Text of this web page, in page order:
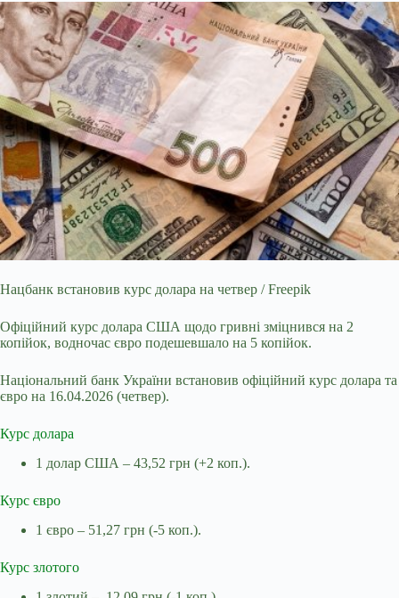
Нацбанк встановив курс долара на четвер / Freepik
Офіційний курс долара США щодо гривні зміцнився на 2
копійок, водночас євро подешевшало на 5 копійок.
Національний банк України встановив офіційний курс долара та
євро на 16.04.2026 (четвер).
Курс долара
1 долар США – 43,52 грн (+2 коп.).
Курс євро
1 євро – 51,27 грн (-5 коп.).
Курс злотого